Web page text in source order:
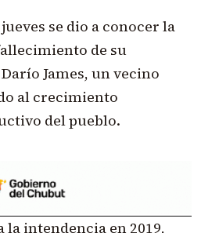
se dio a conocer la
de su
James, un vecino
al crecimiento
del pueblo.
la intendencia en 2019,